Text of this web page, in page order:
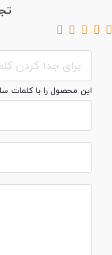
4.3GHz
این محصول را با کلمات